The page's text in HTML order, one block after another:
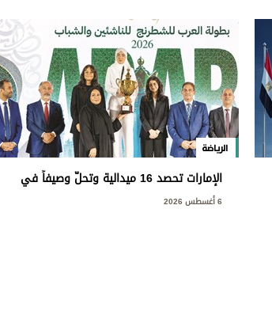
الرياضة
الإمارات تحصد 16 ميدالية وتحلّ وصيفاً في
«عربية الشطرنج»
6 أغسطس 2026